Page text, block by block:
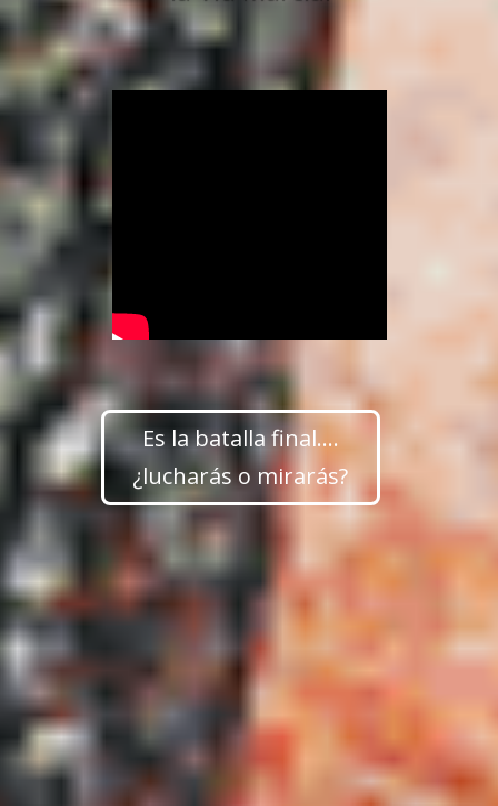
Es la batalla final....
¿lucharás o mirarás?